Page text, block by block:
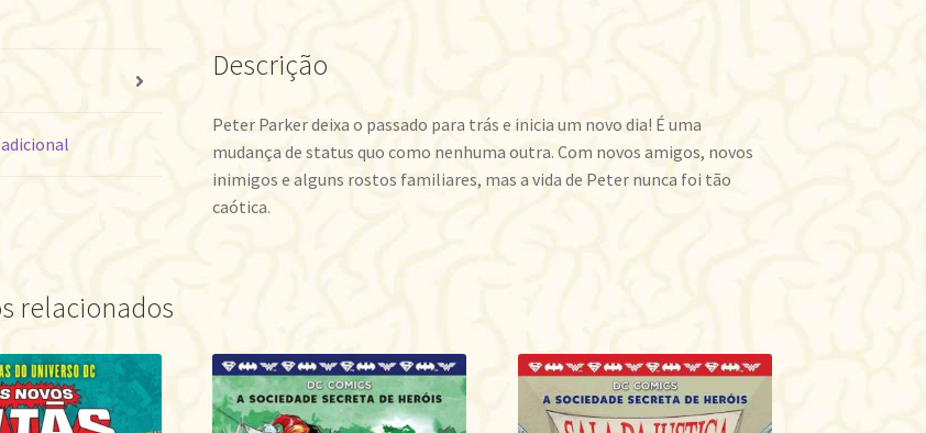
Descrição
Peter Parker deixa o passado para trás e inicia um novo dia! É uma
mudança de status quo como nenhuma outra. Com novos amigos, novos
inimigos e alguns rostos familiares, mas a vida de Peter nunca foi tão
caótica.
relacionados